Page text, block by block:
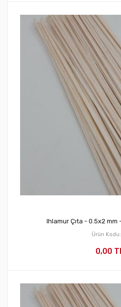
Ihlamur Çıta - 0.5x2 mm
Ürün Kodu:
0,00